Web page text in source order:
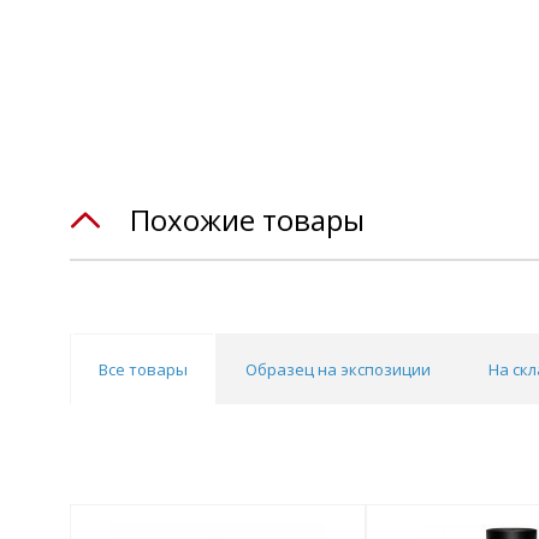
Похожие товары
Все товары Образец на экспозиции На